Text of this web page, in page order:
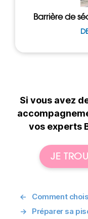
Barrière de
Si vous avez
vos experts
JE
←
Comment
→
Préparer sa